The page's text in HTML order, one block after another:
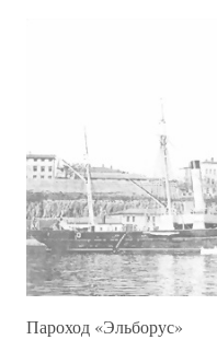
Пароход «Эльборус»